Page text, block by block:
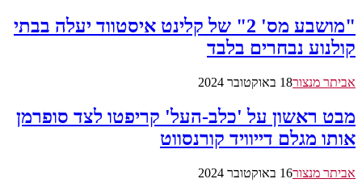
"מושבע מס' 2" של קלינט איסטווד יעלה בבתי
קולנוע נבחרים בלבד
אביתר מנצור18 באוקטובר 2024
מבט ראשון על 'כלב-העל' קריפטו לצד סופרמן
אותו מגלם דייוויד קורנסווט
אביתר מנצור16 באוקטובר 2024